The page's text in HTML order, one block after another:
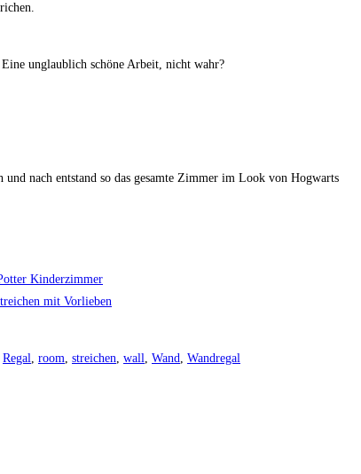
unglaublich schöne Arbeit, nicht wahr?
nach entstand so das gesamte Zimmer im Look von Hogwarts
Regal, room, streichen, wall, Wand, Wandregal